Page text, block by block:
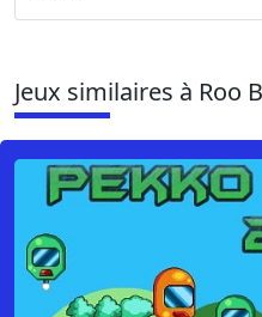
Jeux similaires à Roo